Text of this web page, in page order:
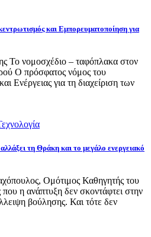
και Εμπορευματοποίηση για
Το νομοσχέδιο – ταφόπλακα στον
Ο πρόσφατος νόμος του
Ενέργειας για τη διαχείριση των
τη Θράκη και το μεγάλο ενεργειακό
Ομότιμος Καθηγητής του
η ανάπτυξη δεν σκοντάφτει στην
βούλησης. Και τότε δεν